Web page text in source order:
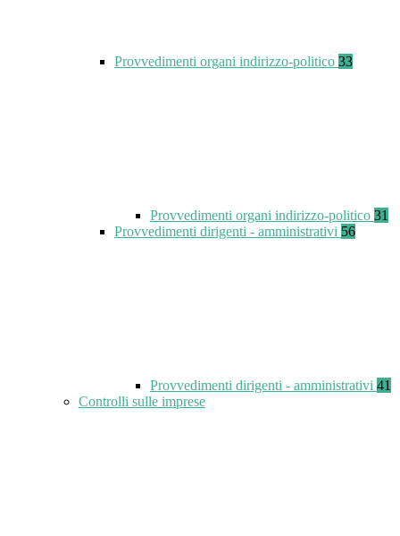
Provvedimenti organi indirizzo-politico 33
Provvedimenti organi indirizzo-politico 31
Provvedimenti dirigenti - amministrativi 56
Provvedimenti dirigenti - amministrativi 41
Controlli sulle imprese